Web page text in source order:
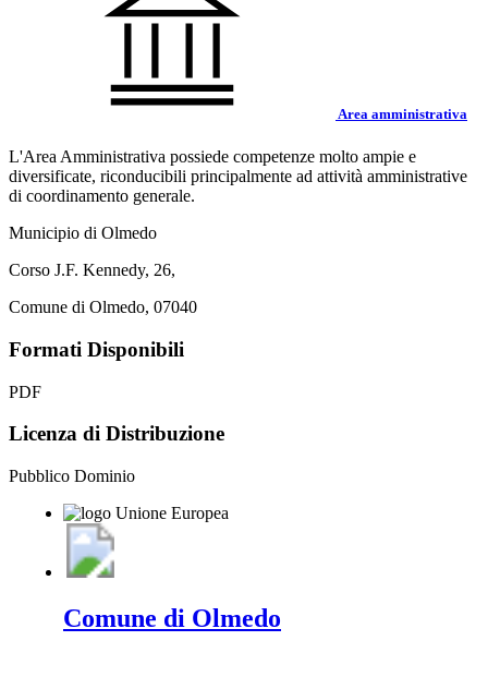
Area amministrativa
L'Area Amministrativa possiede competenze molto ampie e
diversificate, riconducibili principalmente ad attività amministrative
di coordinamento generale.
Municipio di Olmedo
Corso J.F. Kennedy, 26,
Comune di Olmedo, 07040
Formati Disponibili
PDF
Licenza di Distribuzione
Pubblico Dominio
Comune di Olmedo